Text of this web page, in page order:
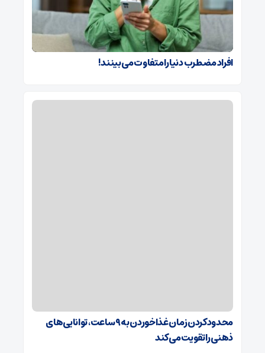
افراد مضطرب دنیا را متفاوت می بینند!
محدودکردن زمان غذاخوردن به ۹ ساعت، توانایی‌های
ذهنی را تقویت می‌کند